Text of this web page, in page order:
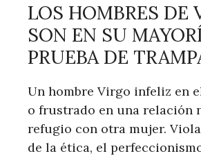
LOS HOMBRES DE
SON EN SU
PRUEBA DE
Un hombre Virgo infeliz en
o frustrado en una relación
refugio con otra mujer.
de la ética, el